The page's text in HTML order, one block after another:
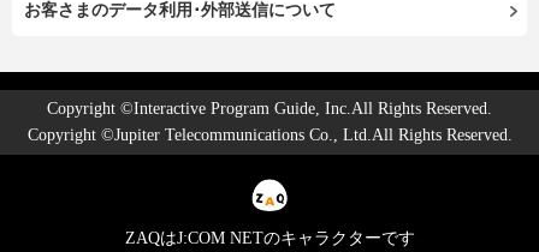
お客さまのデータ利用･外部送信について
Copyright ©Interactive Program Guide, Inc.All Rights Reserved.
Copyright ©Jupiter Telecommunications Co., Ltd.All Rights Reserved.
ZAQはJ:COM NETのキャラクターです